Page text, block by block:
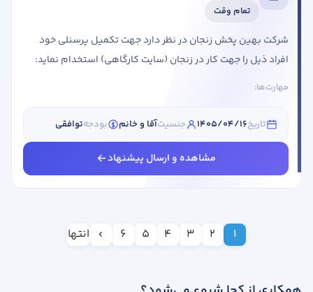
تمام وقت
شرکت بهین پخش زنجان در نظر دارد جهت تکمیل پرسنلی خود
افراد ذیل را جهت کار در زنجان (سایت کارگاهی) استخدام نماید:
کامل ارزش گذاری بر توانمندی و رشد کارکنان داشتن سابقه کار
مرتبط با پخش مواد غذایی الزامی می باشد. متقاضیان واجد شرایط
می توانند رزومه خود ...
مهارت‌ها:
تاریخ1405/04/16 جنسیتآقا و خانم بودجهتوافقی
مشاهده و ارسال پیشنهاد
1
2
3
4
5
6 انتها